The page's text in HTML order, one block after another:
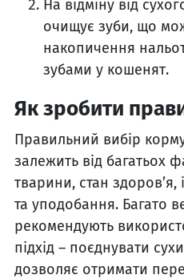
На відміну від
очищує зуби, що
накопичення
зубами у кошенят.
Як зробити
Правильний вибір
залежить від багатьох
тварини, стан здоров’я,
та уподобання. Багато
рекомендують
підхід – поєднувати
дозволяє отримати